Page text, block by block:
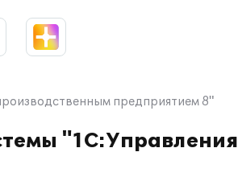
предприятием 8"
"1С:Управления